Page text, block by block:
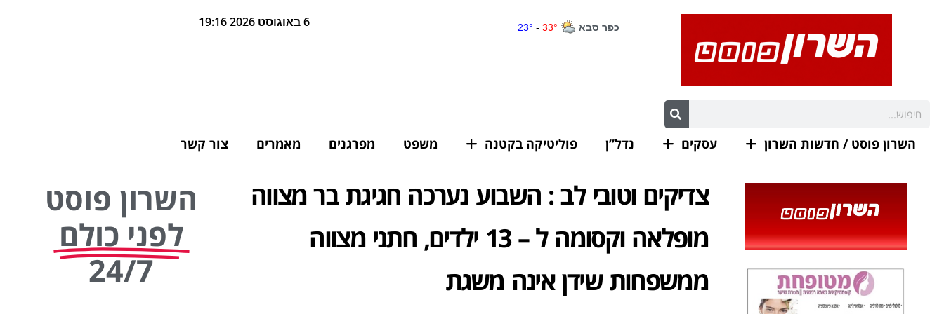
6 באוגוסט 2026 19:16
השרון פוסט / חדשות השרון עסקים נדל”ן פוליטיקה בקטנה משפט מפרגנים מאמרים צור קשר
צדיקים וטובי לב : השבוע נערכה חגיגת בר מצווה
מופלאה וקסומה ל – 13 ילדים, חתני מצווה
ממשפחות שידן אינה משגת
השרון פוסט
לפני כולם
24/7